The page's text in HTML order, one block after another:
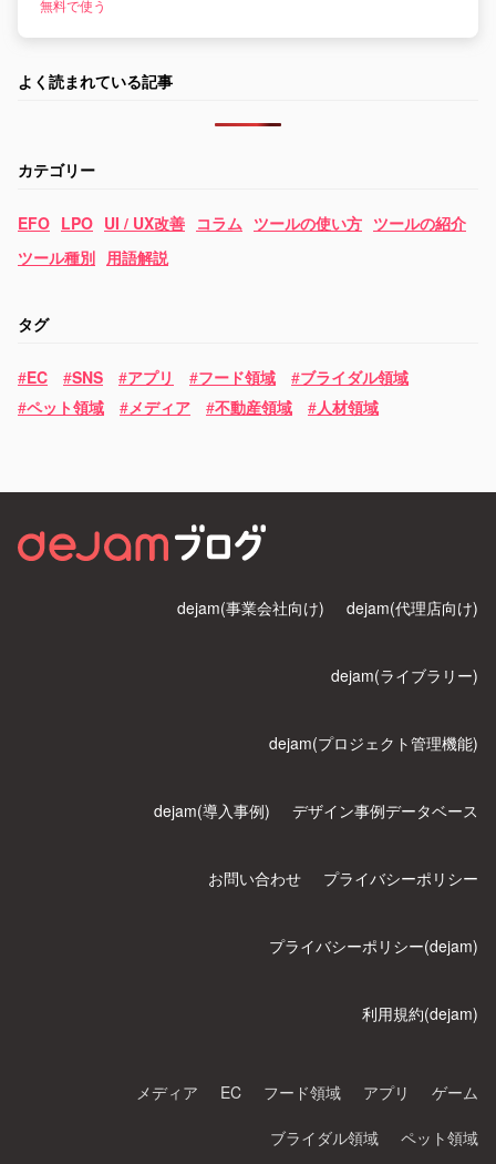
無料で使う
よく読まれている記事
カテゴリー
EFO LPO UI / UX改善 コラム ツールの使い方 ツールの紹介
ツール種別 用語解説
タグ
EC SNS アプリ フード領域
ブライダル領域
ペット領域
メディア 不動産領域 人材領域
dejam(事業会社向け) dejam(代理店向け)
dejam(ライブラリー)
dejam(プロジェクト管理機能)
dejam(導入事例) デザイン事例データベース
お問い合わせ プライバシーポリシー
プライバシーポリシー(dejam)
利用規約(dejam)
メディア EC フード領域 アプリ ゲーム
ブライダル領域 ペット領域